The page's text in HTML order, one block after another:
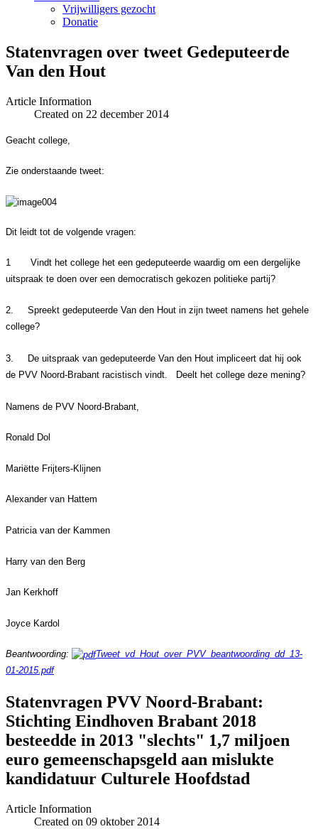
Vrijwilligers gezocht
Donatie
Statenvragen over tweet Gedeputeerde
Van den Hout
Article Information
Created on 22 december 2014
Geacht college,
Zie onderstaande tweet:
Dit leidt tot de volgende vragen:
Vindt het college het een gedeputeerde waardig om een dergelijke
uitspraak te doen over een democratisch gekozen politieke partij?
Spreekt gedeputeerde Van den Hout in zijn tweet namens het gehele
college?
De uitspraak van gedeputeerde Van den Hout impliceert dat hij ook
de PVV Noord-Brabant racistisch vindt. Deelt het college deze mening?
Namens de PVV Noord-Brabant,
Ronald Dol
Mariëtte Frijters-Klijnen
Alexander van Hattem
Patricia van der Kammen
Harry van den Berg
Jan Kerkhoff
Joyce Kardol
Beantwoording:
Tweet_vd_Hout_over_PVV_beantwoording_dd_13-
01-2015.pdf
Statenvragen PVV Noord-Brabant:
Stichting Eindhoven Brabant 2018
besteedde in 2013 "slechts" 1,7 miljoen
euro gemeenschapsgeld aan mislukte
kandidatuur Culturele Hoofdstad
Article Information
Created on 09 oktober 2014